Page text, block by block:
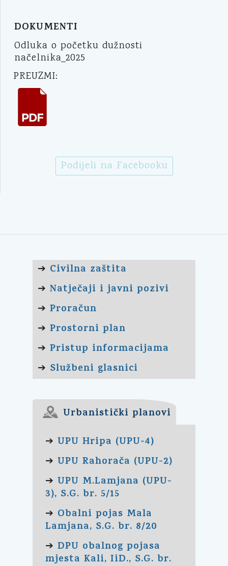
DOKUMENTI
Odluka o početku dužnosti
načelnika_2025
PREUZMI:
Podijeli na Facebooku
➔ Civilna zaštita
➔ Natječaji i javni pozivi
➔ Proračun
➔ Prostorni plan
➔ Pristup informacijama
➔ Službeni glasnici
Urbanistički planovi
➔ UPU Hripa (UPU-4)
➔ UPU Rahorača (UPU-2)
➔ UPU M.Lamjana (UPU-
3), S.G. br. 5/15
➔ Obalni pojas Mala
Lamjana, S.G. br. 8/20
➔ DPU obalnog pojasa
mjesta Kali, IiD., S.G. br.